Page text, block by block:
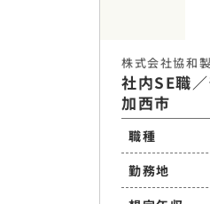
株式会社協和
社内SE職
加西市
職種
勤務地